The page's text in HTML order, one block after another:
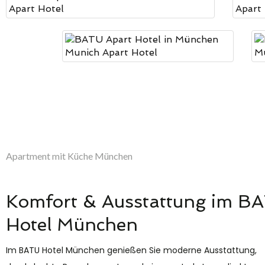
Apartment mit Küche München
Komfort & Ausstattung im
Hotel München
Im BATU Hotel München genießen Sie moderne Ausstattung,